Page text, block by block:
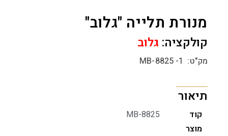
מנורת תלייה "גלוב"
קולקציה: גלוב
מק"ט: MB-8825 -1
תיאור
קוד
מוצר
MB-8825